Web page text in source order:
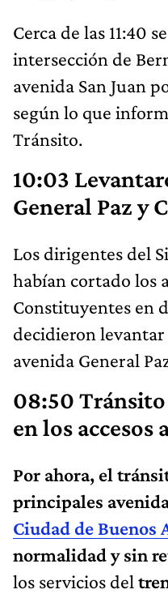
Cerca de las 11:40
intersección de
avenida San Juan
según lo que
Tránsito.
10:03
General Paz y
Los dirigentes del
habían cortado los
Constituyentes en
decidieron
avenida General
08:50
en los accesos
Por ahora, el
principales
Ciudad de Buenos
normalidad y sin
los servicios del